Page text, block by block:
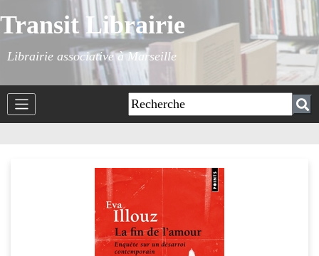
Transit Librairie
Librairie associative à Marseille